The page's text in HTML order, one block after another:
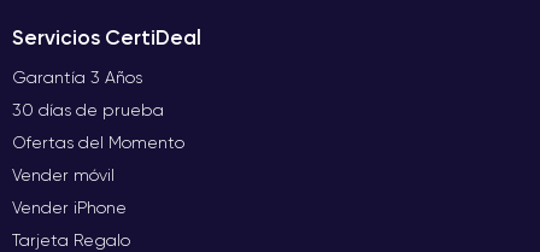
Servicios CertiDeal
Garantía 3 Años
30 días de prueba
Ofertas del Momento
Vender móvil
Vender iPhone
Tarjeta Regalo